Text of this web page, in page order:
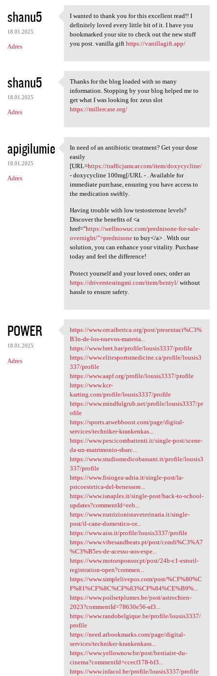
shanu5
18.01.2025
Adres
I wanted to thank you for
I wanted to thank you for this excellent read!! I
definitely loved every little bit of it. I have you
bookmarked your site to check out the new stuff
you post. vanilla gift https://vanillagift.app/
shanu5
18.01.2025
Adres
Thanks for the blog loaded
Thanks for the blog loaded with so many
information. Stopping by your blog helped me to
get what I was looking for. zeus slot
https://millercase.org/
apigilumie
18.01.2025
Adres
In need of an antibiotic
In need of an antibiotic treatment? Get your dose
easily
[URL=https://trafficjamcar.com/item/doxycycline/
- doxycycline 100mg[/URL - . Available for
immediate purchase, ensuring you have access to
the medication swiftly.
Having trouble with low testosterone levels?
Discover the benefits of <a
href="https://wellnowuc.com/prednisone-for-sale-
overnight/">prednisoneto buy</a> . With our
solution, you can enhance your vitality. Purchase
today and feel the difference!
Protect yourself and your loved ones; order an
https://driverstestingmi.com/item/bentyl/without
hassle to ensure safety.
POWER
18.01.2025
Adres
https://www.orcaiberica.org
https://www.orcaiberica.org/post/presentaci%C3%
B3n-de-los-nuevos-materia...
https://www.bret.bar/profile/lousis3337/profile
https://www.elitesportsmedicine.ca/profile/lousis3
337/profile
https://www.aapf.org/profile/lousis3337/profile
https://www.kcr-
karting.com/profile/lousis3337/profile
https://www.mindfulgrub.net/profile/lousis3337/pr
ofile
https://sports.atwebboost.com/page/digital-
services/techniker-krankenkas...
https://www.pescicombattenti.it/single-post/scene-
da-un-matrimonio-sbarc...
https://www.studiomedicobassani.it/profile/lousis3
337/profile
https://www.fisiogea-adria.it/single-post/la-
psicoestetica-del-benessere...
https://www.isnaples.it/single-post/back-to-school-
updates?commentId=eeb...
https://www.nutrizionistaveterinaria.it/single-
post/il-cane-domestico-or...
https://www.aiss.it/profile/lousis3337/profile
https://www.vibesandbeats.pt/post/condi%C3%A7
%C3%B5es-de-acesso-aos-espe...
https://www.motorsponsor.pt/post/24h-c1-estoril-
registration-open?commen...
https://www.simplelivepos.com/post/%CF%80%C
F%81%CF%8C%CF%83%CF%84%CE%B9%...
https://www.poilsetplumes.be/post/astrochien-
2023?commentId=78630e56-af3...
https://www.randobelgique.be/profile/lousis3337/
profile
https://need.atbookmarks.com/page/digital-
services/techniker-krankenkass...
https://www.yellownow.be/post/bestiaire-du-
cinema?commentId=ccecf178-bf3...
https://www.infacol.be/profile/lousis3337/profile